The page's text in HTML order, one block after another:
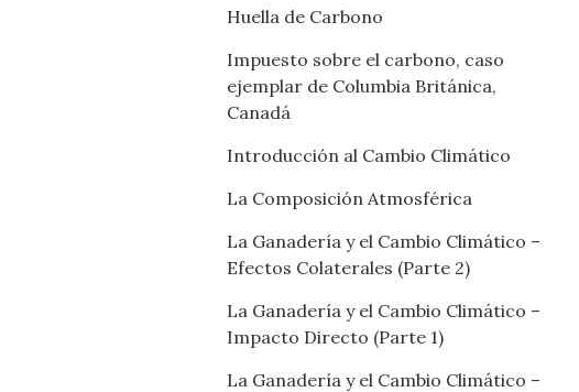
Huella de Carbono
Impuesto sobre el carbono, caso
ejemplar de Columbia Británica,
Canadá
Introducción al Cambio Climático
La Composición Atmosférica
La Ganadería y el Cambio Climático –
Efectos Colaterales (Parte 2)
La Ganadería y el Cambio Climático –
Impacto Directo (Parte 1)
La Ganadería y el Cambio Climático –